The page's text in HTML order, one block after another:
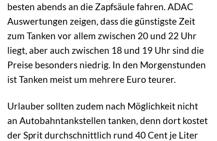
besten abends an die Zapfsäule fahren. ADAC
Auswertungen zeigen, dass die günstigste Zeit
zum Tanken vor allem zwischen 20 und 22 Uhr
liegt, aber auch zwischen 18 und 19 Uhr sind die
Preise besonders niedrig. In den Morgenstunden
ist Tanken meist um mehrere Euro teurer.
Urlauber sollten zudem nach Möglichkeit nicht
an Autobahntankstellen tanken, denn dort kostet
der Sprit durchschnittlich rund 40 Cent je Liter